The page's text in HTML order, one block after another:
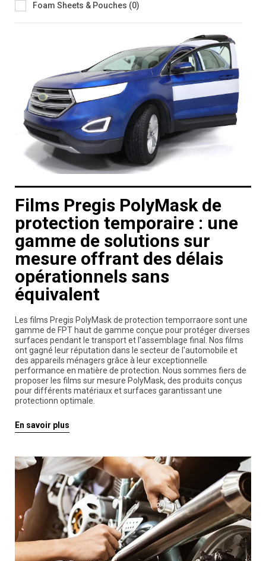
Foam Sheets & Pouches (0)
Films Pregis PolyMask de
protection temporaire : une
gamme de solutions sur
mesure offrant des délais
opérationnels sans
équivalent
Les films Pregis PolyMask de protection temporraore sont une
gamme de FPT haut de gamme conçue pour protéger diverses
surfaces pendant le transport et l'assemblage final. Nos films
ont gagné leur réputation dans le secteur de l'automobile et
des appareils ménagers grâce à leur exceptionnelle
performance en matière de protection. Nous sommes fiers de
proposer les films sur mesure PolyMask, des produits conçus
pour différents matériaux et surfaces garantissant une
protectionn optimale.
En savoir plus